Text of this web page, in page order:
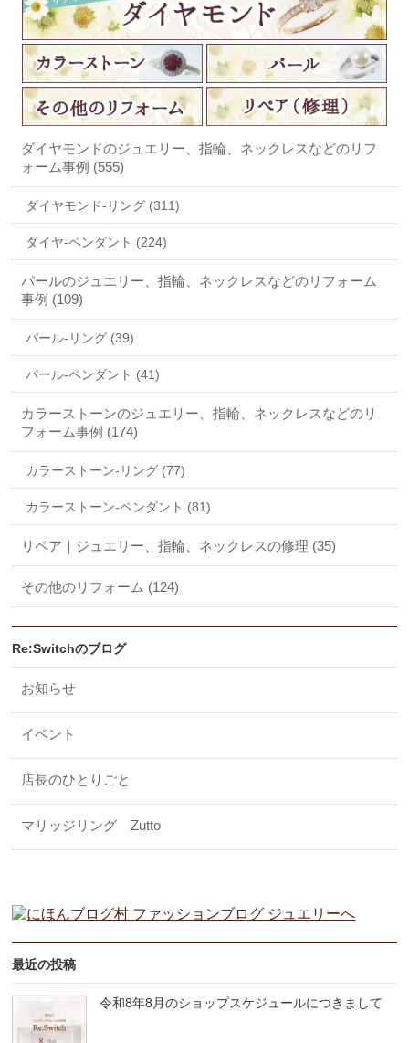
ダイヤモンドのジュエリー、指輪、ネックレスなどのリフ
ォーム事例 (555)
ダイヤモンド-リング (311)
ダイヤ-ペンダント (224)
パールのジュエリー、指輪、ネックレスなどのリフォーム
事例 (109)
パール-リング (39)
パール-ペンダント (41)
カラーストーンのジュエリー、指輪、ネックレスなどのリ
フォーム事例 (174)
カラーストーン-リング (77)
カラーストーン-ペンダント (81)
リペア｜ジュエリー、指輪、ネックレスの修理 (35)
その他のリフォーム (124)
Re:Switchのブログ
お知らせ
イベント
店長のひとりごと
マリッジリング Zutto
最近の投稿
令和8年8月のショップスケジュールにつきまして